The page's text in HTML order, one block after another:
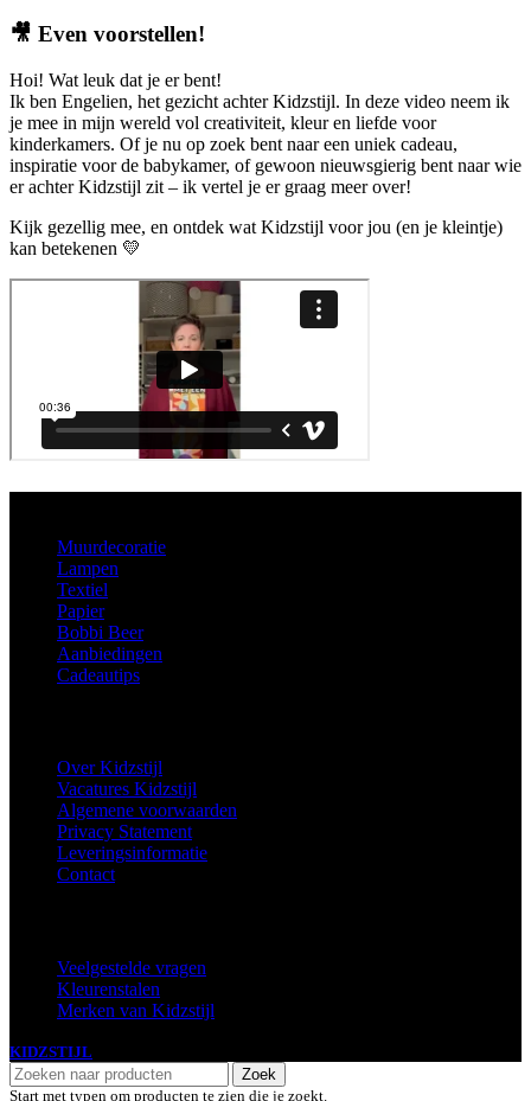
🎥 Even voorstellen!
Hoi! Wat leuk dat je er bent!
Ik ben Engelien, het gezicht achter Kidzstijl. In deze video neem ik
je mee in mijn wereld vol creativiteit, kleur en liefde voor
kinderkamers. Of je nu op zoek bent naar een uniek cadeau,
inspiratie voor de babykamer, of gewoon nieuwsgierig bent naar wie
er achter Kidzstijl zit – ik vertel je er graag meer over!
Kijk gezellig mee, en ontdek wat Kidzstijl voor jou (en je kleintje)
kan betekenen 💛
Muurdecoratie
Lampen
Textiel
Papier
Bobbi Beer
Aanbiedingen
Cadeautips
Over Kidzstijl
Vacatures Kidzstijl
Algemene voorwaarden
Privacy Statement
Leveringsinformatie
Contact
Veelgestelde vragen
Kleurenstalen
Merken van Kidzstijl
KIDZSTIJL
Zoek
Start met typen om producten te zien die je zoekt.